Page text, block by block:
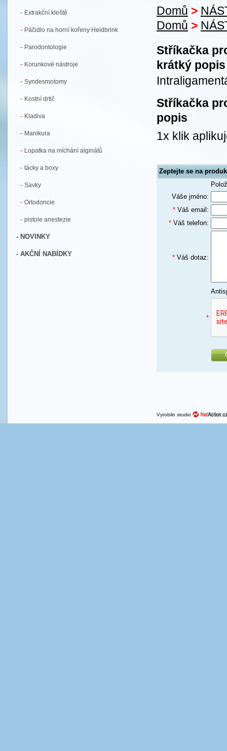
- Extrakční kleště
- Páčidlo na horní kořeny Heidbrink
- Parodontologie
- Korunkové nástroje
- Syndesmotomy
- Kostní drtič
- Kladiva
- Manikura
- Lopatka na míchání alginátů
- tácky a boxy
- Savky
- Ortodoncie
- pistole anestezie
- NOVINKY
- AKČNÍ NABÍDKY
Domů >
Domů >
Stříkačka
krátký popis
Stříkačka
popis
1x klik
Zeptejte se na
Váše jméno:
* Váš email:
* Váš telefon:
* Váš dotaz:
*
Vyrobilo studio